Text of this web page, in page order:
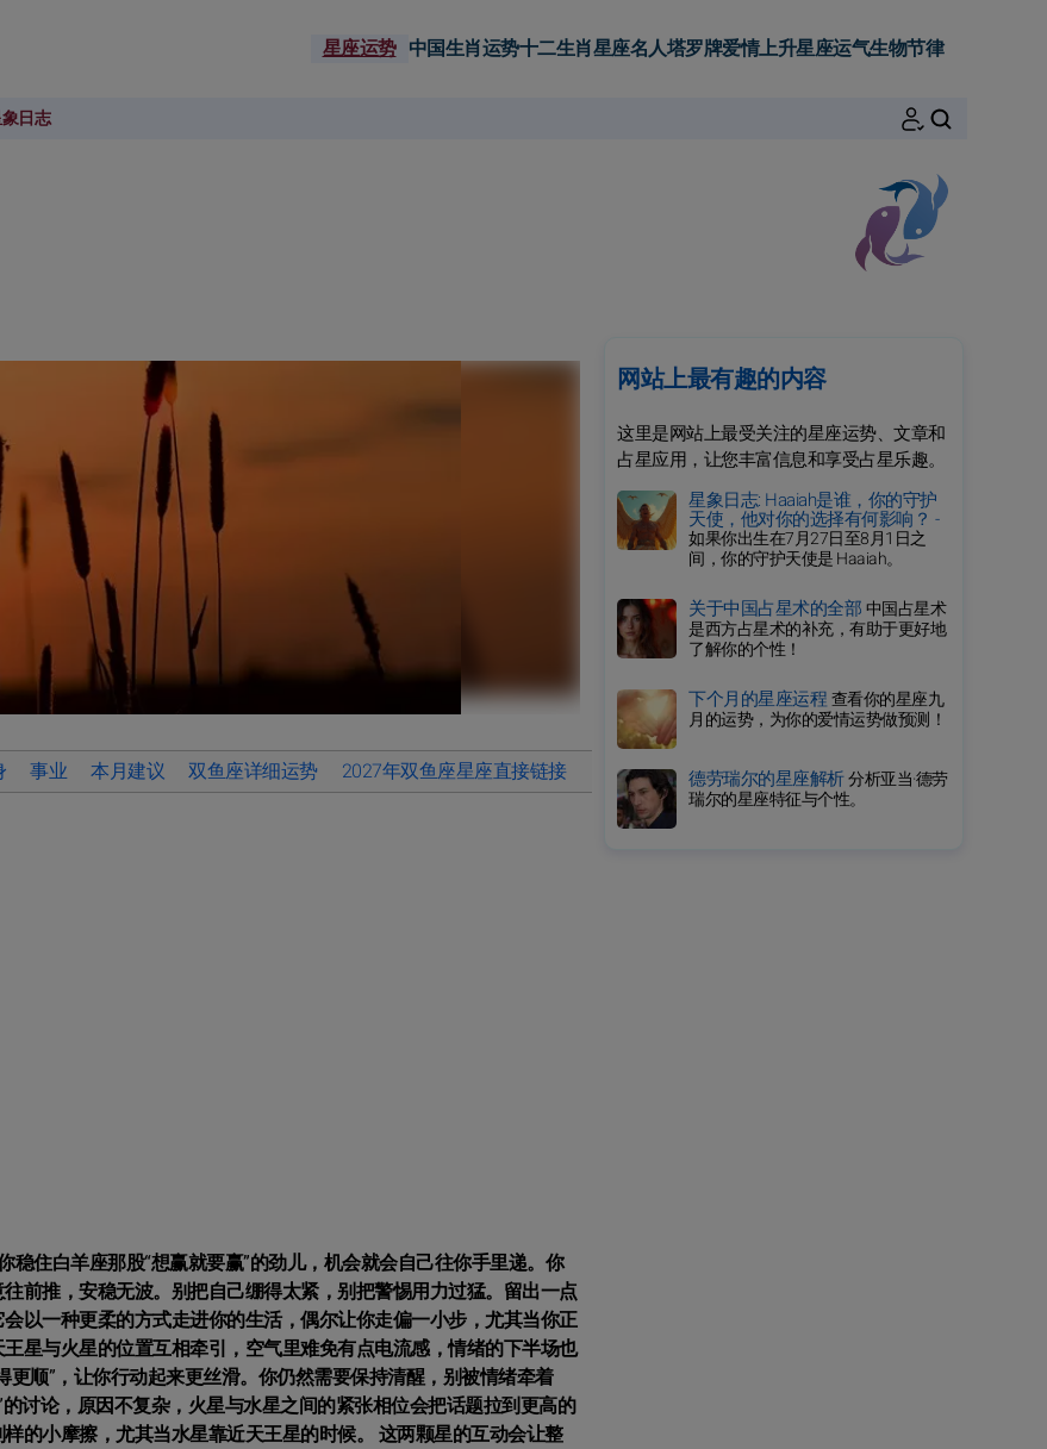
星座运势 中国生肖运势十二生肖星座名人塔罗牌爱情上升星座运气生物节律
日志
事业 本月建议 双鱼座详细运势 2027年双鱼座星座直接链接
住白羊座那股“想赢就要赢”的劲儿，机会就会自己往你手里递。你
前推，安稳无波。别把自己绷得太紧，别把警惕用力过猛。留出一点
以一种更柔的方式走进你的生活，偶尔让你走偏一小步，尤其当你正
星与火星的位置互相牵引，空气里难免有点电流感，情绪的下半场也
顺”，让你行动起来更丝滑。你仍然需要保持清醒，别被情绪牵着
讨论，原因不复杂，火星与水星之间的紧张相位会把话题拉到更高的
的小摩擦，尤其当水星靠近天王星的时候。 这两颗星的互动会让整
网站上最有趣的内容
这里是网站上最受关注的星座运势、文章和
占星应用，让您丰富信息和享受占星乐趣。
星象日志: Haaiah是谁，你的守护
天使，他对你的选择有何影响？ -
如果你出生在7月27日至8月1日之
间，你的守护天使是 Haaiah。
关于中国占星术的全部中国占星术
是西方占星术的补充，有助于更好地
了解你的个性！
下个月的星座运程查看你的星座九
月的运势，为你的爱情运势做预测！
德劳瑞尔的星座解析分析亚当·德劳
瑞尔的星座特征与个性。